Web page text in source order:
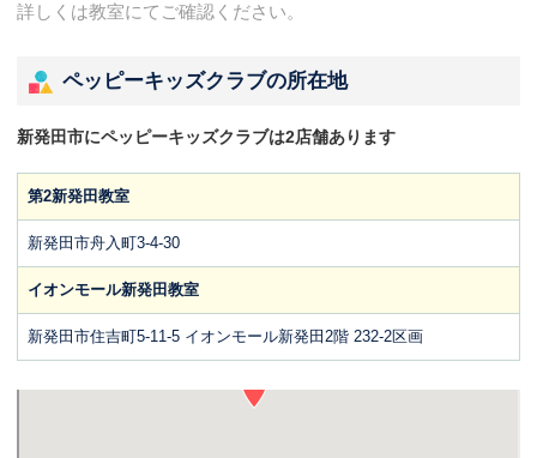
詳しくは教室にてご確認ください。
ペッピーキッズクラブの所在地
新発田市にペッピーキッズクラブは2店舗あります
第2新発田教室
新発田市舟入町3-4-30
イオンモール新発田教室
新発田市住吉町5-11-5 イオンモール新発田2階 232-2区画